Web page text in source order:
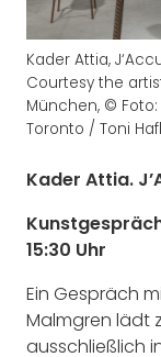
Kader Attia,
Courtesy the
München, ©
Toronto / Toni
Kader Attia.
15:30 Uhr
Ein Gespräch
Malmgren lädt
ausschließlich